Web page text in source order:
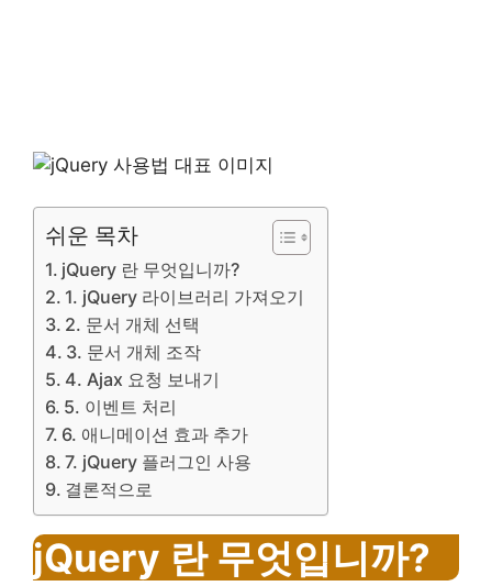
쉬운 목차
jQuery 란 무엇입니까?
1. jQuery 라이브러리 가져오기
2. 문서 개체 선택
3. 문서 개체 조작
4. Ajax 요청 보내기
5. 이벤트 처리
6. 애니메이션 효과 추가
7. jQuery 플러그인 사용
결론적으로
jQuery 란 무엇입니까?